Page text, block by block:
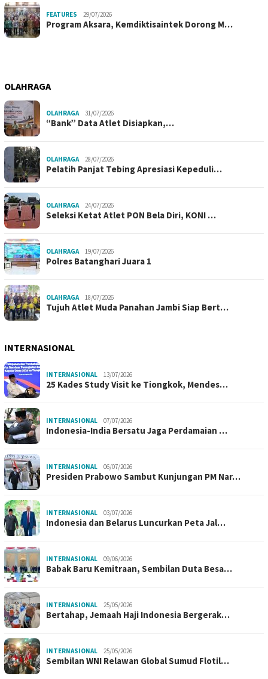
FEATURES 29/07/2026
Program Aksara, Kemdiktisaintek Dorong M…
OLAHRAGA
OLAHRAGA 31/07/2026
“Bank” Data Atlet Disiapkan,…
OLAHRAGA 28/07/2026
Pelatih Panjat Tebing Apresiasi Kepeduli…
OLAHRAGA 24/07/2026
Seleksi Ketat Atlet PON Bela Diri, KONI …
OLAHRAGA 19/07/2026
Polres Batanghari Juara 1
OLAHRAGA 18/07/2026
Tujuh Atlet Muda Panahan Jambi Siap Bert…
INTERNASIONAL
INTERNASIONAL 13/07/2026
25 Kades Study Visit ke Tiongkok, Mendes…
INTERNASIONAL 07/07/2026
Indonesia-India Bersatu Jaga Perdamaian …
INTERNASIONAL 06/07/2026
Presiden Prabowo Sambut Kunjungan PM Nar…
INTERNASIONAL 03/07/2026
Indonesia dan Belarus Luncurkan Peta Jal…
INTERNASIONAL 09/06/2026
Babak Baru Kemitraan, Sembilan Duta Besa…
INTERNASIONAL 25/05/2026
Bertahap, Jemaah Haji Indonesia Bergerak…
INTERNASIONAL 25/05/2026
Sembilan WNI Relawan Global Sumud Flotil…